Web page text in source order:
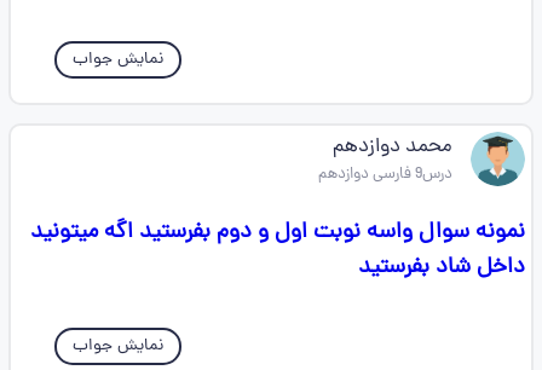
نمایش جواب
محمد دوازدهم
درس9 فارسی دوازدهم
نمونه سوال واسه نوبت اول و دوم بفرستید اگه میتونید
داخل شاد بفرستید
نمایش جواب